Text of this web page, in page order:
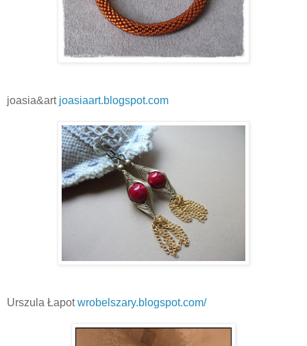
joasia&art joasiaart.blogspot.com
Urszula Łapotwrobelszary.blogspot.com/